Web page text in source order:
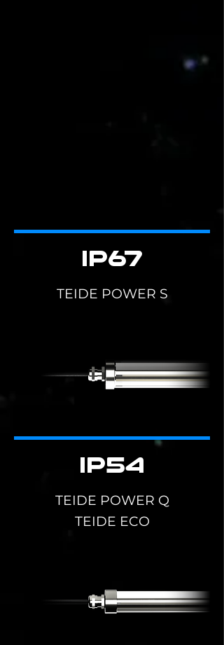
IP67
TEIDE POWER S
IP54
TEIDE POWER Q
TEIDE ECO